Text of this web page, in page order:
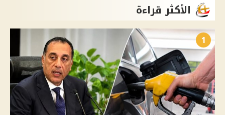
الأكثر قراءة
1